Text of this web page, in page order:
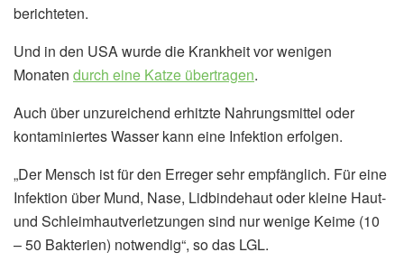
berichteten.
Und in den USA wurde die Krankheit vor wenigen
Monaten durch eine Katze übertragen.
Auch über unzureichend erhitzte Nahrungsmittel oder
kontaminiertes Wasser kann eine Infektion erfolgen.
„Der Mensch ist für den Erreger sehr empfänglich. Für eine
Infektion über Mund, Nase, Lidbindehaut oder kleine Haut-
und Schleimhautverletzungen sind nur wenige Keime (10
– 50 Bakterien) notwendig“, so das LGL.